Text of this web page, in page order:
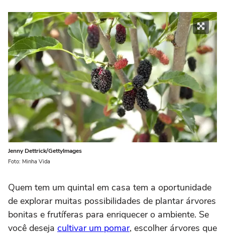
Jenny Dettrick/GettyImages
Foto: Minha Vida
Quem tem um quintal em casa tem a oportunidade
de explorar muitas possibilidades de plantar árvores
bonitas e frutíferas para enriquecer o ambiente. Se
você deseja cultivar um pomar, escolher árvores que